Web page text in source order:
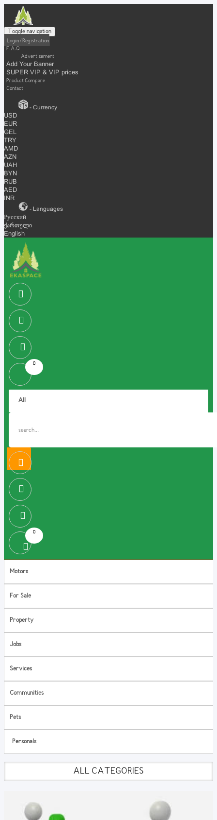
Toggle navigation
Login / Registration
F.A.Q
Advertisement
Add Your Banner
SUPER VIP & VIP prices
Product Compare
Contact
- Currency
USD
EUR
GEL
TRY
AMD
AZN
UAH
BYN
RUB
AED
INR
- Languages
Русский
ქართული
English
0
0
Motors
For Sale
Property
Jobs
Services
Communities
Pets
Personals
ALL CATEGORIES